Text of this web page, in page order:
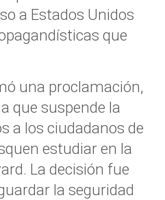
a Estados Unidos
que
una proclamación,
que suspende la
a los ciudadanos de
estudiar en la
La decisión fue
la seguridad